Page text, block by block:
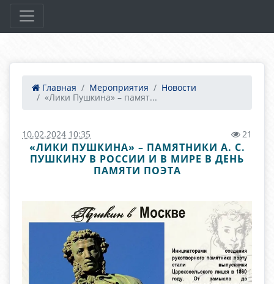
Главная Мероприятия
Новости
«Лики Пушкина» – памят...
10.02.2024 10:35 21
«ЛИКИ ПУШКИНА» – ПАМЯТНИКИ А. С.
ПУШКИНУ В РОССИИ И В МИРЕ В ДЕНЬ
ПАМЯТИ ПОЭТА